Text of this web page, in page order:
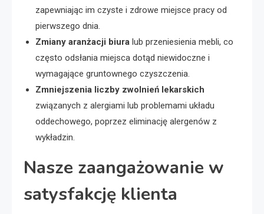
zapewniając im czyste i zdrowe miejsce pracy od
pierwszego dnia.
Zmiany aranżacji biura lub przeniesienia mebli, co
często odsłania miejsca dotąd niewidoczne i
wymagające gruntownego czyszczenia.
Zmniejszenia liczby zwolnień lekarskich
związanych z alergiami lub problemami układu
oddechowego, poprzez eliminację alergenów z
wykładzin.
Nasze zaangażowanie w
satysfakcję klienta